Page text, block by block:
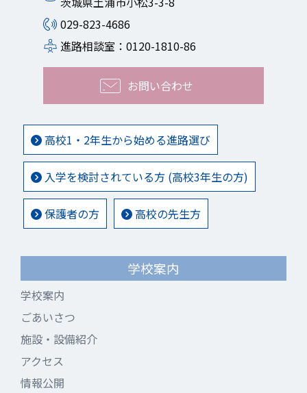
029-823-4686
進路相談室：0120-1810-86
お問い合わせ
高校1・2年生から始める進路選び
入学を検討されている方 (高校3年生の方)
保護者の方 高校の先生方
学校案内
学校案内
ごあいさつ
施設・設備紹介
アクセス
情報公開